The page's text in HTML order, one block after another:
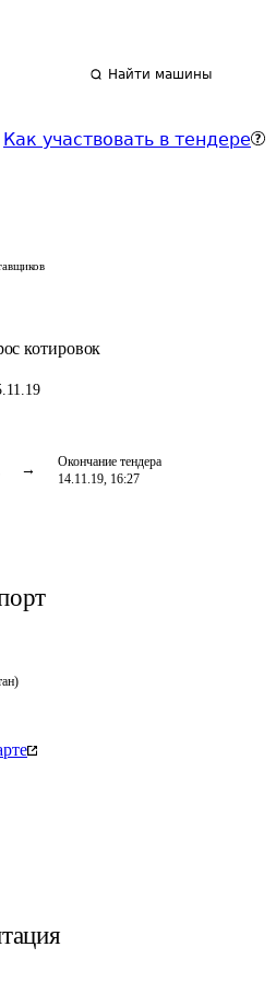
Найти машины
Как участвовать в тендере
котировок
Окончание тендера
14.11.19, 16:27